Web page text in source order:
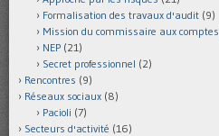
Formalisation des travaux d'audit (9)
Mission du commissaire aux comptes
NEP (21)
Secret professionnel (2)
Rencontres (9)
Réseaux sociaux (8)
Pacioli (7)
Secteurs d'activité (16)